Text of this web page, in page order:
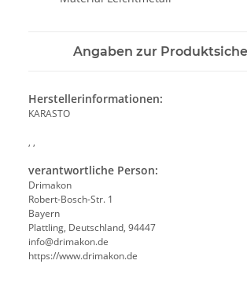
Angaben zur
Herstellerinformationen:
KARASTO
, ,
verantwortliche Person:
Drimakon
Robert-Bosch-Str. 1
Bayern
Plattling, Deutschland, 94447
info@drimakon.de
https://www.drimakon.de